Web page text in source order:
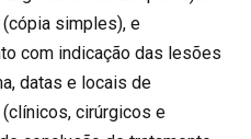
simples), e
com indicação das lesões
datas e locais de
cirúrgicos e